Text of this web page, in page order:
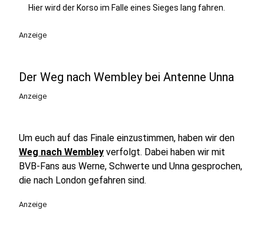
Hier wird der Korso im Falle eines Sieges lang fahren.
Anzeige
Der Weg nach Wembley bei Antenne Unna
Anzeige
Um euch auf das Finale einzustimmen, haben wir den
Weg nach Wembley verfolgt. Dabei haben wir mit
BVB-Fans aus Werne, Schwerte und Unna gesprochen,
die nach London gefahren sind.
Anzeige